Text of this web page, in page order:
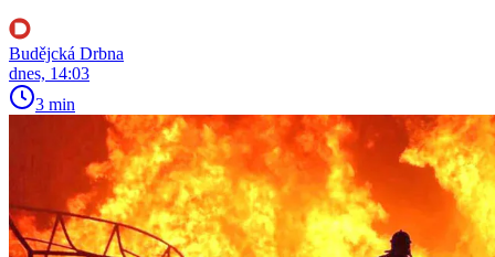
Budějcká Drbna
dnes, 14:03
3 min